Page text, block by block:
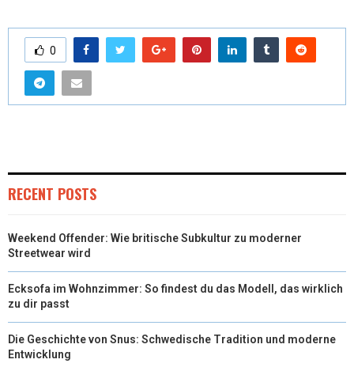
0
RECENT POSTS
Weekend Offender: Wie britische Subkultur zu moderner
Streetwear wird
Ecksofa im Wohnzimmer: So findest du das Modell, das wirklich
zu dir passt
Die Geschichte von Snus: Schwedische Tradition und moderne
Entwicklung